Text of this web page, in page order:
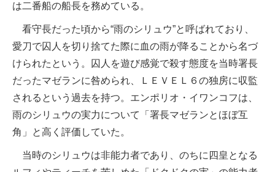
は二番船の船長を務めている。
看守長だった頃から“雨のシリュウ”と呼ばれており、
愛刀で囚人を切り捨てた際に血の雨が降ることから名づ
けられたという。囚人を遊び感覚で殺す態度を当時署長
だったマゼランに咎められ、ＬＥＶＥＬ６の独房に収監
されるという過去を持つ。エンポリオ・イワンコフは、
雨のシリュウの実力について「署長マゼランとほぼ互
角」と高く評価していた。
当時のシリュウは非能力者であり、のちに四皇となる